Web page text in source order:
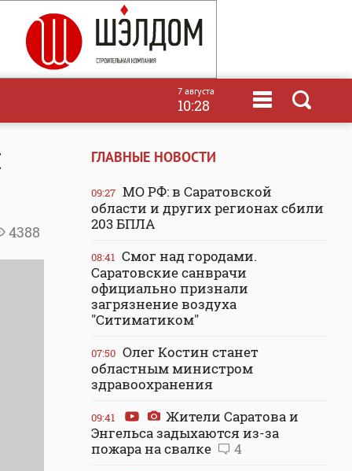
7 августа
10:28
4388
ГЛАВНЫЕ НОВОСТИ
09:27 МО РФ: в Саратовской
области и других регионах сбили
203 БПЛА
08:41 Смог над городами.
Саратовские санврачи
официально признали
загрязнение воздуха
"Ситиматиком"
07:50 Олег Костин станет
областным министром
здравоохранения
09:41
Жители Саратова и
Энгельса задыхаются из-за
пожара на свалке
4